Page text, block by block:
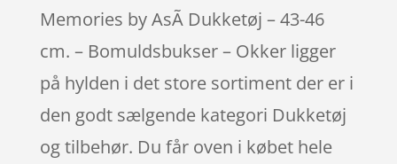
Memories by AsÃ­ Dukketøj – 43-46
cm. – Bomuldsbukser – Okker ligger
på hylden i det store sortiment der er i
den godt sælgende kategori Dukketøj
og tilbehør. Du får oven i købet hele